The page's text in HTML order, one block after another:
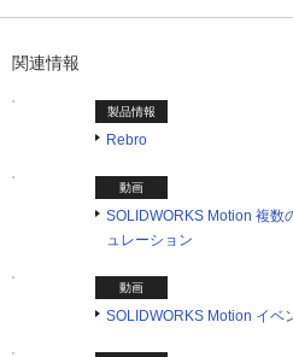
Rebro
SOLIDWORKS Motion 複数
ュレーション
SOLIDWORKS Motion イベ